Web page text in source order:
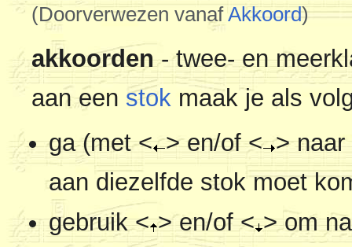
(Doorverwezen vanafAkkoord)
akkoorden- twee- en
aan een stok maak je als
ga (met < > en/of < > naar
aan diezelfde stok moet
gebruik < > en/of < > om